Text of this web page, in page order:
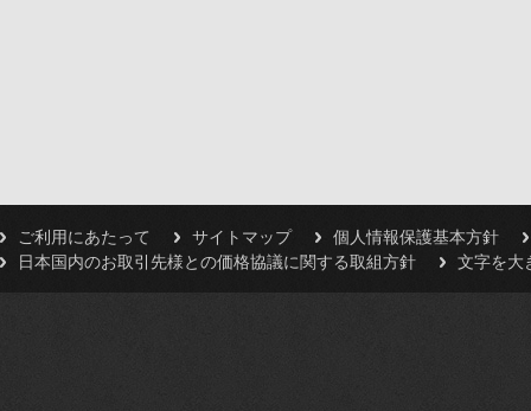
ご利用にあたって サイトマップ
個人情報保護基本方針
日本国内のお取引先様との価格協議に関する取組方針
文字を大